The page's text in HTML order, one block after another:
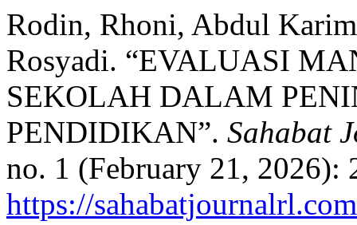
Rodin, Rhoni, Abdul
Rosyadi. “EVALUASI
SEKOLAH DALAM
PENDIDIKAN”. Sahabat
no. 1 (February 21, 2026):
https://